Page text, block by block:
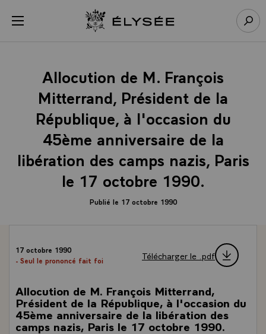
menu Retour à l’accueil Élysée
Allocution de M. François
Mitterrand, Président de la
République, à l'occasion du
45ème anniversaire de la
libération des camps nazis, Paris
le 17 octobre 1990.
Publié le 17 octobre 1990
17 octobre 1990
- Seul le prononcé fait foi
Télécharger le .pdf
Allocution de M. François Mitterrand,
Président de la République, à l'occasion du
45ème anniversaire de la libération des
camps nazis, Paris le 17 octobre 1990.
Panneau de gestion des cookies